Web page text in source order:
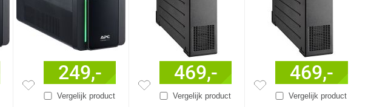
Vergelijk product
249,-
Vergelijk product
469,-
Vergelijk product
469,-